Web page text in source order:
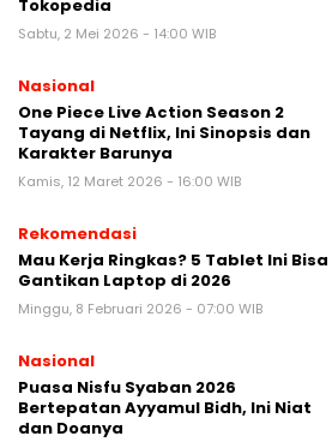
Tokopedia
Sabtu, 2 Mei 2026 - 14:00 WIB
Nasional
One Piece Live Action Season 2
Tayang di Netflix, Ini Sinopsis dan
Karakter Barunya
Kamis, 12 Maret 2026 - 16:00 WIB
Rekomendasi
Mau Kerja Ringkas? 5 Tablet Ini Bisa
Gantikan Laptop di 2026
Minggu, 8 Februari 2026 - 07:00 WIB
Nasional
Puasa Nisfu Syaban 2026
Bertepatan Ayyamul Bidh, Ini Niat
dan Doanya